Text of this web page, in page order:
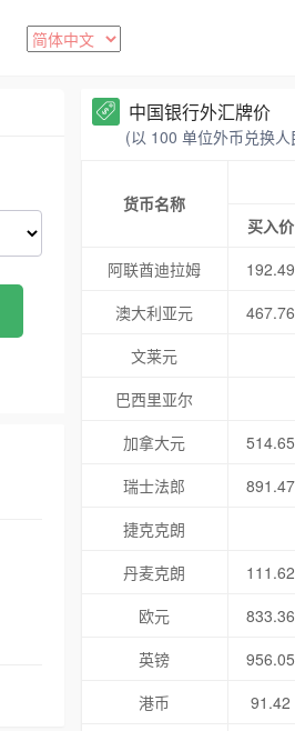
中国银行外汇牌价
(以 100 单位外币兑换
货币名称
买入价
阿联酋迪拉姆
192.49
澳大利亚元
467.76
文莱元
巴西里亚尔
加拿大元
514.65
瑞士法郎
891.47
捷克克朗
丹麦克朗
111.62
欧元
833.36
英镑
956.05
港币
91.42